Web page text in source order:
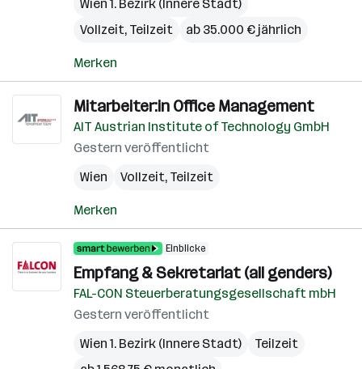
Wien 1. Bezirk (Innere Stadt)
Vollzeit, Teilzeit
ab 35.000 € jährlich
Merken
Mitarbeiter:in Office Management
AIT Austrian Institute of Technology GmbH
Gestern veröffentlicht
Wien
Vollzeit, Teilzeit
Merken
Einblicke
Empfang & Sekretariat (all genders)
FAL-CON Steuerberatungsgesellschaft mbH
Gestern veröffentlicht
Wien 1. Bezirk (Innere Stadt)
Teilzeit